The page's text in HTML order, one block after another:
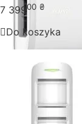
7 39900 ₴
Do koszyka